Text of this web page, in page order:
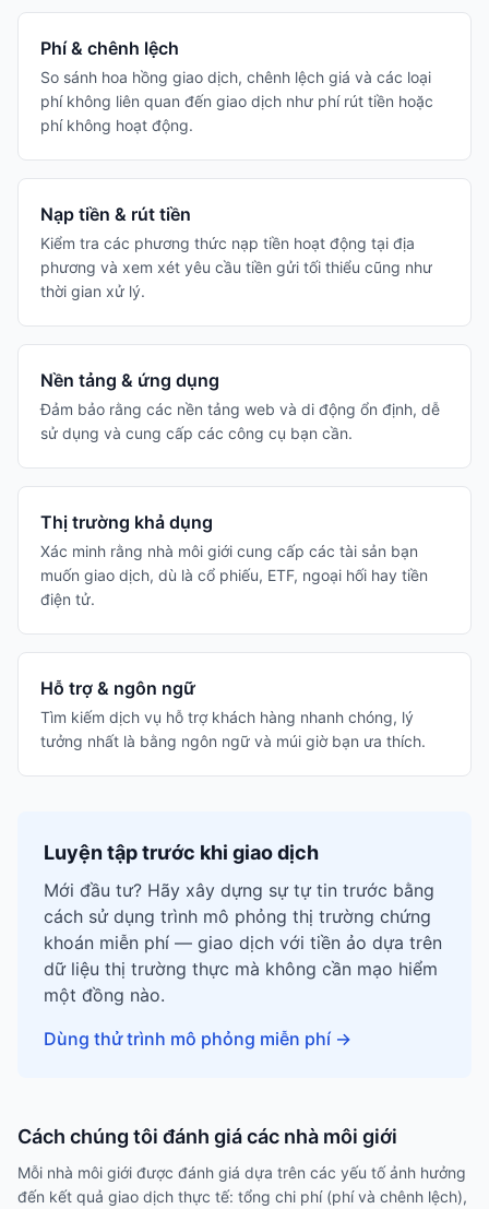
Phí & chênh lệch
So sánh hoa hồng giao dịch, chênh lệch giá và các loại
phí không liên quan đến giao dịch như phí rút tiền hoặc
phí không hoạt động.
Nạp tiền & rút tiền
Kiểm tra các phương thức nạp tiền hoạt động tại địa
phương và xem xét yêu cầu tiền gửi tối thiểu cũng như
thời gian xử lý.
Nền tảng & ứng dụng
Đảm bảo rằng các nền tảng web và di động ổn định, dễ
sử dụng và cung cấp các công cụ bạn cần.
Thị trường khả dụng
Xác minh rằng nhà môi giới cung cấp các tài sản bạn
muốn giao dịch, dù là cổ phiếu, ETF, ngoại hối hay tiền
điện tử.
Hỗ trợ & ngôn ngữ
Tìm kiếm dịch vụ hỗ trợ khách hàng nhanh chóng, lý
tưởng nhất là bằng ngôn ngữ và múi giờ bạn ưa thích.
Luyện tập trước khi giao dịch
Mới đầu tư? Hãy xây dựng sự tự tin trước bằng
cách sử dụng trình mô phỏng thị trường chứng
khoán miễn phí — giao dịch với tiền ảo dựa trên
dữ liệu thị trường thực mà không cần mạo hiểm
một đồng nào.
Dùng thử trình mô phỏng miễn phí →
Cách chúng tôi đánh giá các nhà môi giới
Mỗi nhà môi giới được đánh giá dựa trên các yếu tố ảnh hưởng
đến kết quả giao dịch thực tế: tổng chi phí (phí và chênh lệch),